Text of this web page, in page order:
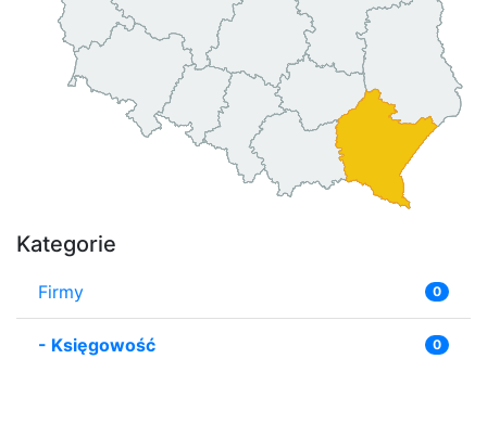
Kategorie
Firmy 0
- Księgowość 0